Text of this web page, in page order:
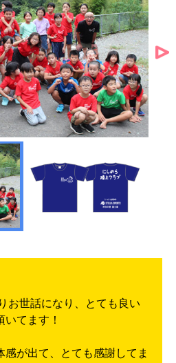
お世話になり、とても良い
てます！
感が出て、とても感謝してま